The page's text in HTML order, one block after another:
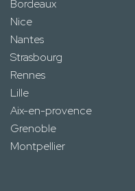
Bordeaux
Nice
Nantes
Strasbourg
Rennes
Lille
Aix-en-provence
Grenoble
Montpellier